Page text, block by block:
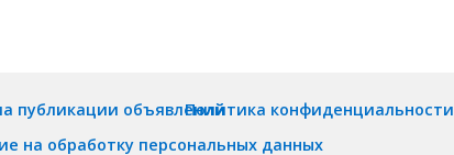
публикации объявлений
на обработку персональных данных
Политика конфиденциальности